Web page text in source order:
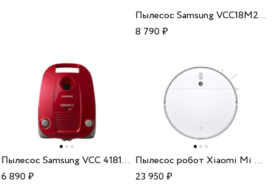
Пылесос Samsung VCC18M2110SB
8 790₽
Пылесос Samsung VCC 4181V37
6 890₽
Пылесос робот Xiaomi Mi Robot Vacuum-Mop 2 EU BHR5055EU
23 950₽